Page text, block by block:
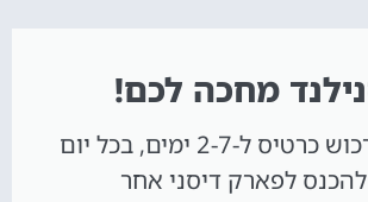
מחכה לכם!
אפשרות לרכוש כרטיס ל-2-7 ימים, בכל יום
להכנס לפארק דיסני אחר